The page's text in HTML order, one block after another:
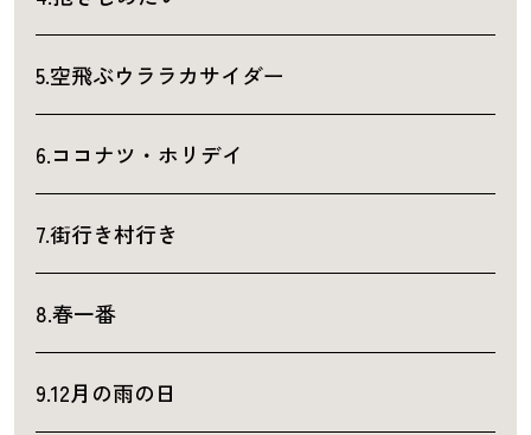
5.空飛ぶウララカサイダー
6.ココナツ・ホリデイ
7.街行き村行き
8.春一番
9.12月の雨の日